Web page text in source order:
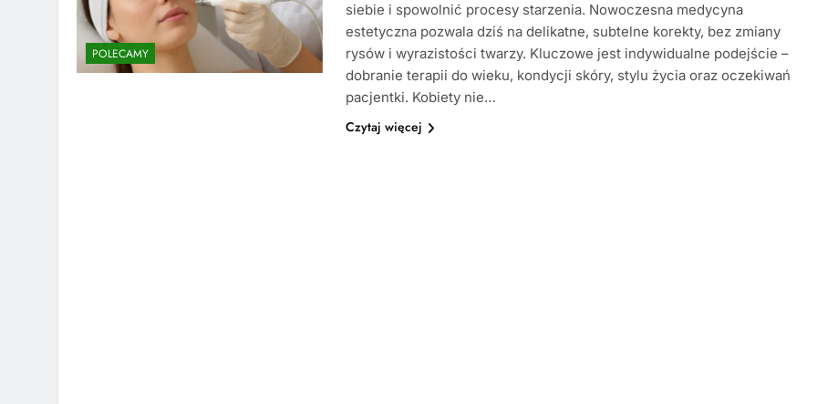
POLECAMY
siebie i spowolnić procesy starzenia. Nowoczesna medycyna
estetyczna pozwala dziś na delikatne, subtelne korekty, bez zmiany
rysów i wyrazistości twarzy. Kluczowe jest indywidualne podejście –
dobranie terapii do wieku, kondycji skóry, stylu życia oraz oczekiwań
pacjentki. Kobiety nie…
Czytaj więcej